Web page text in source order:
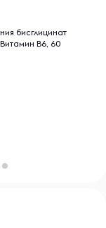
бисглицинат
B6, 60